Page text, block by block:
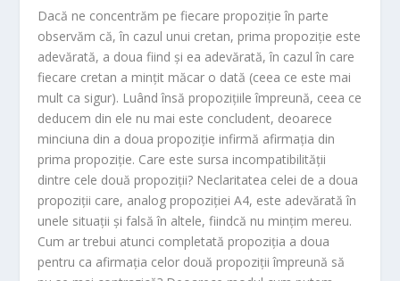
Dacă ne concentrăm pe fiecare propoziție în parte
observăm că, în cazul unui cretan, prima propoziție este
adevărată, a doua fiind și ea adevărată, în cazul în care
fiecare cretan a mințit măcar o dată (ceea ce este mai
mult ca sigur). Luând însă propozițiile împreună, ceea ce
deducem din ele nu mai este concludent, deoarece
minciuna din a doua propoziție infirmă afirmația din
prima propoziție. Care este sursa incompatibilității
dintre cele două propoziții? Neclaritatea celei de a doua
propoziții care, analog propoziției A4, este adevărată în
unele situații și falsă în altele, fiindcă nu mințim mereu.
Cum ar trebui atunci completată propoziția a doua
pentru ca afirmația celor două propoziții împreună să